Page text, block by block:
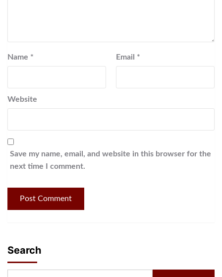
Name * Email *
Website
Save my name, email, and website in this browser for the
next time I comment.
Search